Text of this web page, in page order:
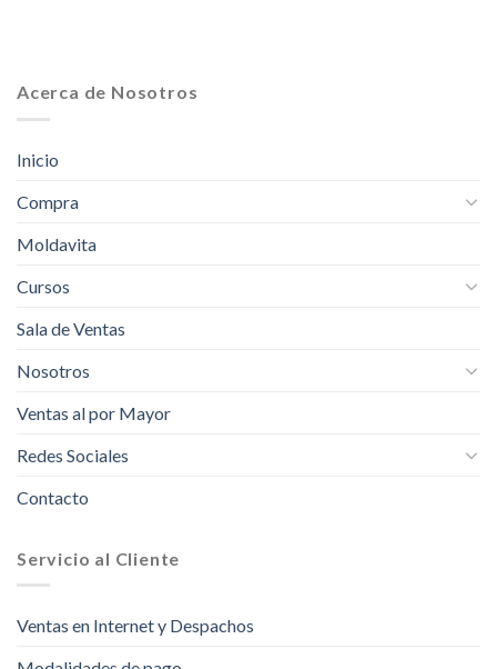
Acerca de Nosotros
Inicio
Compra
Moldavita
Cursos
Sala de Ventas
Nosotros
Ventas al por Mayor
Redes Sociales
Contacto
Servicio al Cliente
Ventas en Internet y Despachos